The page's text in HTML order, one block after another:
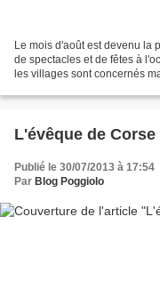
Le mois d'août est devenu la
de spectacles et de fêtes à
les villages sont concernés
L'évêque de Corse
Publié le 30/07/2013 à 17:54
Par Blog Poggiolo